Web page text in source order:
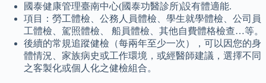
國泰健康管理臺南中心(國泰功醫診所)設有體適能.
項目：勞工體檢、公務人員體檢、學生就學體檢、公司員
工體檢、駕照體檢、 船員體檢、其他自費體格檢查…等。
後續的常規追蹤健檢（每兩年至少一次），可以因您的身
體情況、家族病史或工作環境，或經醫師建議，選擇不同
之客製化或個人化之健檢組合。